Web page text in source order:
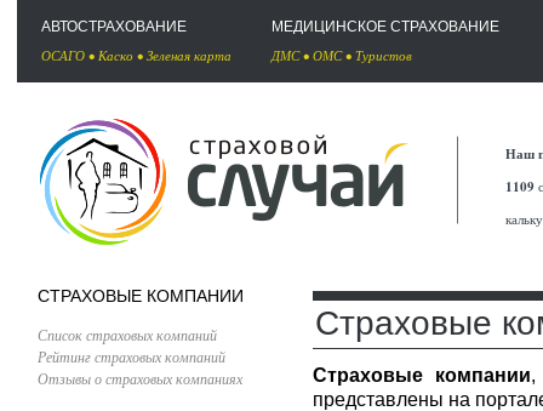
АВТОСТРАХОВАНИЕ
ОСАГО • Каско • Зеленая карта
МЕДИЦИНСКОЕ СТРАХОВАНИЕ
ДМС• ОМС• Туристов
Наш
1109
СТРАХОВЫЕ КОМПАНИИ
Список страховых компаний
Рейтинг страховых компаний
Отзывы о страховых компаниях
Страховые
Страховые компании,
представлены на